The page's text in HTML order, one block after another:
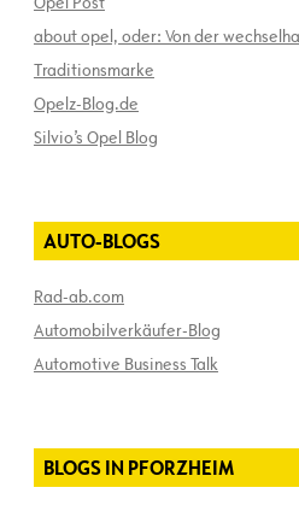
about opel, oder: Von der
Traditionsmarke
Opelz-Blog.de
Silvio’s Opel Blog
AUTO-BLOGS
Rad-ab.com
Automobilverkäufer-Blog
Automotive Business Talk
BLOGS IN PFORZHEIM